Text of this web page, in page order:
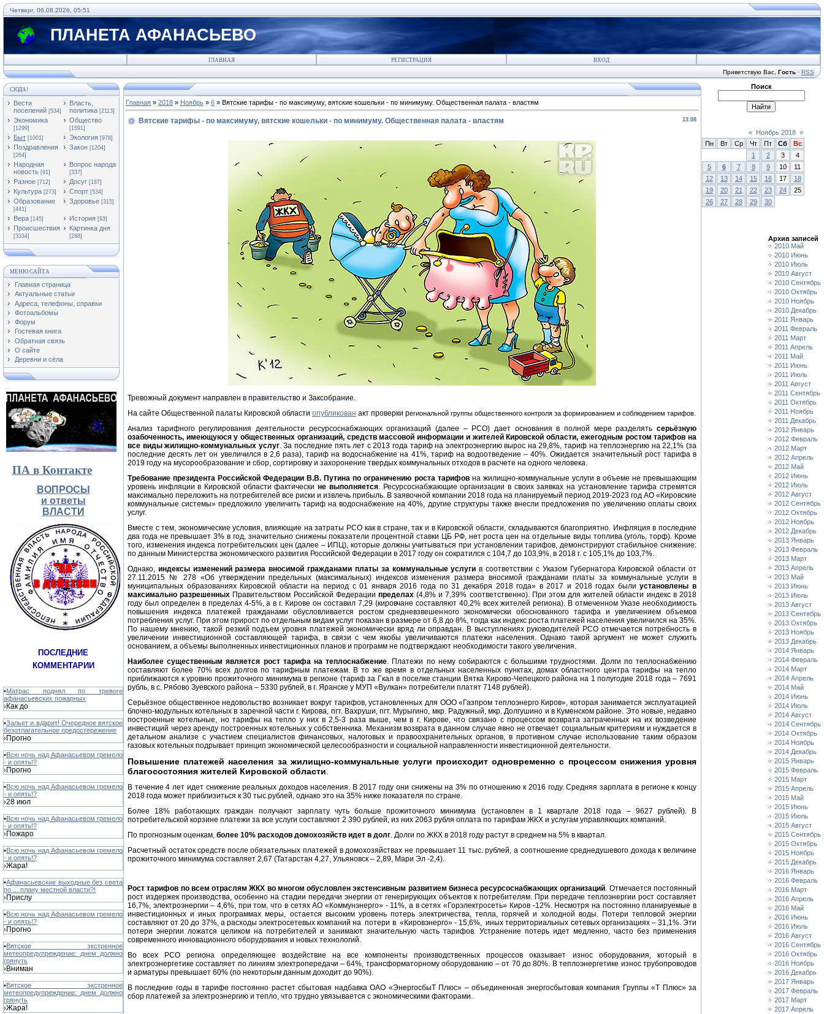
Четверг, 06.08.2026, 05:51
ПЛАНЕТА АФАНАСЬЕВО
ГЛАВНАЯ РЕГИСТРАЦИЯ ВХОД
Приветствую Вас Гость · RSS
СЮДА!
Вести
поселений [534]
Власть,
политика [2113]
Экономика
[1299]
Общество
[1591]
Быт [1001] Экология [978]
Поздравления
[264]
Закон [1204]
Народная
новость [91]
Вопрос народа
[337]
Разное [712] Досуг [187]
Культура [273] Спорт [534]
Образование
[441]
Здоровье [315]
Вера [145] История [93]
Происшествия
[3334]
Картинка дня
[288]
МЕНЮ САЙТА
Главная страница
Актуальные статьи
Адреса, телефоны, справки
Фотоальбомы
Форум
Гостевая книга
Обратная связь
О сайте
Деревни и сёла
ПА в Контакте
ВОПРОСЫ
и ответы
ВЛАСТИ
ПОСЛЕДНИЕ
КОММЕНТАРИИ
•Матрас поднял по тревоге
афанасьевских пожарных
›Как до
•Зальет и вдарит! Очередное вятское
безотлагательное предостережение
›Прогно
•Всю ночь над Афанасьевом гремело
- и опять!?
›Прогно
•Всю ночь над Афанасьевом гремело
- и опять!?
›28 июл
•Всю ночь над Афанасьевом гремело
- и опять!?
›Пожаро
•Всю ночь над Афанасьевом гремело
- и опять!?
›Жара!
•Афанасьевские выходные без света
по ... плану местной власти?!
›Прислу
•Всю ночь над Афанасьевом гремело
- и опять!?
›Прогно
•Вятское экстренное
метеопредупреждение: днем должно
грянуть
›Вниман
•Вятское экстренное
метеопредупреждение: днем должно
грянуть
›Жара!
Главная » 2018 » Ноябрь » 6 » Вятские тарифы - по максимуму, вятские кошельки - по минимуму. Общественная палата - властям
13:08
Вятские тарифы - по максимуму, вятские кошельки - по минимуму. Общественная палата - властям
Тревожный документ направлен в правительство и Заксобрание.
На сайте Общественной палаты Кировской области опубликован акт проверки региональной группы общественного контроля за формированием и соблюдением тарифов.
Анализ тарифного регулирования деятельности ресурсоснабжающих организаций (далее – РСО) дает основания в полной мере разделять серьёзную
озабоченность, имеющуюся у общественных организаций, средств массовой информации и жителей Кировской области, ежегодным ростом тарифов на
все виды жилищно-коммунальных услуг. За последние пять лет с 2013 года тариф на электроэнергию вырос на 29,8%, тариф на теплоэнергию на 22,1% (за
последние десять лет он увеличился в 2,6 раза), тариф на водоснабжение на 41%, тариф на водоотведение – 40%. Ожидается значительный рост тарифа в
2019 году на мусорообразование и сбор, сортировку и захоронение твердых коммунальных отходов в расчете на одного человека.
Требование президента Российской Федерации В.В. Путина по ограничению роста тарифовна жилищно-коммунальные услуги в объеме не превышающим
уровень инфляции в Кировской области фактическине выполняется. Ресурсоснабжающие организации в своих заявках на установление тарифа стремятся
максимально переложить на потребителей все риски и извлечь прибыль. В заявочной компании 2018 года на планируемый период 2019-2023 год АО «Кировские
коммунальные системы» предложило увеличить тариф на водоснабжение на 40%, другие структуры также внесли предложения по увеличению оплаты своих
услуг.
Вместе с тем, экономические условия, влияющие на затраты РСО как в стране, так и в Кировской области, складываются благоприятно. Инфляция в последние
два года не превышает 3% в год, значительно снижены показатели процентной ставки ЦБ РФ, нет роста цен на отдельные виды топлива (уголь, торф). Кроме
того, изменения индекса потребительских цен (далее – ИПЦ), которые должны учитываться при установлении тарифов, демонстрируют стабильное снижение:
по данным Министерства экономического развития Российской Федерации в 2017 году он сократился с 104,7 до 103,9%, в 2018 г. с 105,1% до 103,7%.
Однако, индексы изменений размера вносимой гражданами платы за коммунальные услуги в соответствии с Указом Губернатора Кировской области от
27.11.2015 № 278 «Об утверждении предельных (максимальных) индексов изменения размера вносимой гражданами платы за коммунальные услуги в
муниципальных образованиях Кировской области на период с 01 января 2016 года по 31 декабря 2018 года» в 2017 и 2018 годах былиустановлены в
максимально разрешенных Правительством Российской Федерации пределах(4,8% и 7,39% соответственно). При этом для жителей области индекс в 2018
году был определен в пределах 4-5%, а в г. Кирове он составил 7,29 (кировчане составляют 40,2% всех жителей региона). В отмеченном Указе необходимость
повышения индекса платежей гражданами обусловливается ростом средневзвешенного экономически обоснованного тарифа и увеличением объемов
потребления услуг. При этом прирост по отдельным видам услуг показан в размере от 6,8 до 8%, тогда как индекс роста платежей населения увеличился на 35%.
По нашему мнению, такой резкий подъем уровня платежей экономически вряд ли оправдан. В выступлениях руководителей РСО отмечается потребность в
увеличении инвестиционной составляющей тарифа, в связи с чем якобы увеличиваются платежи населения. Однако такой аргумент не может служить
основанием, а объемы выполненных инвестиционных планов и программ не подтверждают необходимости такого увеличения.
Наиболее существенным является рост тарифа на теплоснабжение. Платежи по нему собираются с большими трудностями. Долги по теплоснабжению
составляют более 70% всех долгов по тарифным платежам. В то же время в отдельных населенных пунктах, домах областного центра тарифы на тепло
приближаются к уровню прожиточного минимума в регионе (тариф за Гкал в поселке станции Вятка Кирово-Чепецкого района на 1 полугодие 2018 года – 7691
рубль, в с. Рябово Зуевского района – 5330 рублей, в г. Яранске у МУП «Вулкан» потребители платят 7148 рублей).
Серьёзное общественное недовольство возникает вокруг тарифов, установленных для ООО «Газпром теплоэнерго Киров», которая занимается эксплуатацией
блочно-модульных котельных в заречной части г. Кирова, пгт. Вахруши, пгт. Мурыгино, мкр. Радужный, мкр. Долгушино и в Куменском районе. Это новые, недавно
построенные котельные, но тарифы на тепло у них в 2,5-3 раза выше, чем в г. Кирове, что связано с процессом возврата затраченных на их возведение
инвестиций через аренду построенных котельных у собственника. Механизм возврата в данном случае явно не отвечает социальным критериям и нуждается в
детальном анализе с участием специалистов финансовых, налоговых и правоохранительных органов, в противном случае использование таким образом
газовых котельных подрывает принцип экономической целесообразности и социальной направленности инвестиционной деятельности.
Повышение платежей населения за жилищно-коммунальные услуги происходит одновременно с процессом снижения уровня
благосостояния жителей Кировской области
В течение 4 лет идет снижение реальных доходов населения. В 2017 году они снижены на 3% по отношению к 2016 году. Средняя зарплата в регионе к концу
2018 года может приблизиться к 30 тыс.рублей, однако это на 35% ниже показателя по стране.
Более 18% работающих граждан получают зарплату чуть больше прожиточного минимума (установлен в 1 квартале 2018 года – 9627 рублей). В
потребительской корзине платежи за все услуги составляют 2 390 рублей, из них 2063 рубля оплата по тарифам ЖКХ и услугам управляющих компаний.
По прогнозным оценкам, более 10% расходов домохозяйств идет в долг. Долги по ЖКХ в 2018 году растут в среднем на 5% в квартал.
Расчетный остаток средств после обязательных платежей в домохозяйствах не превышает 11 тыс. рублей, а соотношение среднедушевого дохода к величине
прожиточного минимума составляет 2,67 (Татарстан 4,27, Ульяновск – 2,89, Мари Эл -2,4).
Рост тарифов по всем отраслям ЖКХ во многом обусловлен экстенсивным развитием бизнеса ресурсоснабжающих организаций. Отмечается постоянный
рост издержек производства, особенно на стадии передачи энергии от генерирующих объектов к потребителям. При передаче теплоэнергии рост составляет
16,7%, электроэнергии – 4,6%, при том, что в сетях АО «Коммунэнерго» - 11%, а в сетях «Горэлектросеть» Киров -12%. Несмотря на постоянно планируемые в
инвестиционных и иных программах меры, остается высоким уровень потерь электричества, тепла, горячей и холодной воды. Потери тепловой энергии
составляют от 20 до 37%, а расходы электросетевых компаний на потери в «Кировэнерго» - 15,6%, иных территориальных сетевых организациях – 31,1%. Эти
потери энергии ложатся целиком на потребителей и занимают значительную часть тарифов. Устранение потерь идет медленно, часто без применения
современного инновационного оборудования и новых технологий.
Во всех РСО региона определяющее воздействие на все компоненты производственных процессов оказывает износ оборудования, который в
электроэнергетике составляет по линиям электропередачи – 64%, трансформаторному оборудованию – от 70 до 80%. В теплоэнергетике износ трубопроводов
и арматуры превышает 60% (по некоторым данным доходит до 90%).
В последние годы в тарифе постоянно растет сбытовая надбавка ОАО «ЭнергосбыТ Плюс» – объединенная энергосбытовая компания Группы «Т Плюс» за
сбор платежей за электроэнергию и тепло, что трудно увязывается с экономическими факторами.
Поиск
« Ноябрь 2018 »
Пн
Вт Ср Чт Пт Сб
Вс
1
2 3
4
5
6 7 8 9 10
11
12
13 14 15 16 17
18
19
20 21 22 23 24
25
26
27 28 29 30
Архив записей
2010 Май
2010 Июнь
2010 Июль
2010 Август
2010 Сентябрь
2010 Октябрь
2010 Ноябрь
2010 Декабрь
2011 Январь
2011 Февраль
2011 Март
2011 Апрель
2011 Май
2011 Июнь
2011 Июль
2011 Август
2011 Сентябрь
2011 Октябрь
2011 Ноябрь
2011 Декабрь
2012 Январь
2012 Февраль
2012 Март
2012 Апрель
2012 Май
2012 Июнь
2012 Июль
2012 Август
2012 Сентябрь
2012 Октябрь
2012 Ноябрь
2012 Декабрь
2013 Январь
2013 Февраль
2013 Март
2013 Апрель
2013 Май
2013 Июнь
2013 Июль
2013 Август
2013 Сентябрь
2013 Октябрь
2013 Ноябрь
2013 Декабрь
2014 Январь
2014 Февраль
2014 Март
2014 Апрель
2014 Май
2014 Июнь
2014 Июль
2014 Август
2014 Сентябрь
2014 Октябрь
2014 Ноябрь
2014 Декабрь
2015 Январь
2015 Февраль
2015 Март
2015 Апрель
2015 Май
2015 Июнь
2015 Июль
2015 Август
2015 Сентябрь
2015 Октябрь
2015 Ноябрь
2015 Декабрь
2016 Январь
2016 Февраль
2016 Март
2016 Апрель
2016 Май
2016 Июнь
2016 Июль
2016 Август
2016 Сентябрь
2016 Октябрь
2016 Ноябрь
2016 Декабрь
2017 Январь
2017 Февраль
2017 Март
2017 Апрель